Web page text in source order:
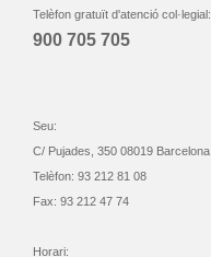
Telèfon gratuït d'atenció col·legial:
900 705 705
Seu:
C/ Pujades, 350 08019 Barcelona
Telèfon: 93 212 81 08
Fax: 93 212 47 74
Horari: